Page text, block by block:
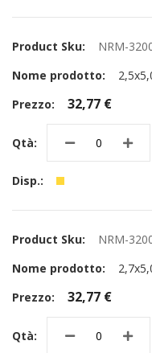
NRM-
32,77 €
NRM-
32,77 €